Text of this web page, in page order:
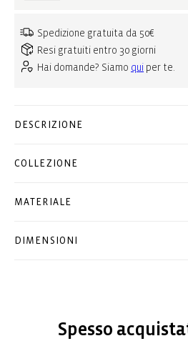
Spedizione gratuita da 50€
Resi gratuiti entro 30 giorni
Hai domande? Siamo qui per te.
DESCRIZIONE
COLLEZIONE
MATERIALE
DIMENSIONI
Spesso